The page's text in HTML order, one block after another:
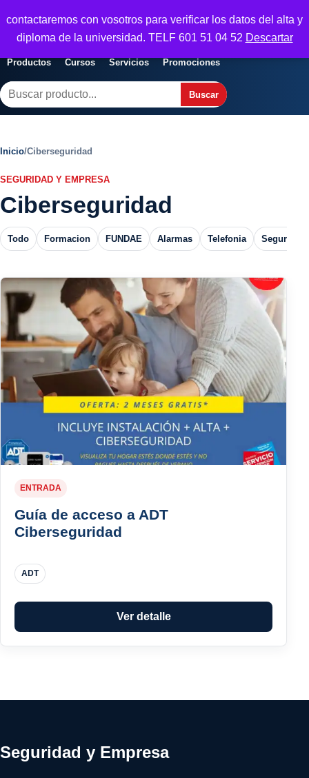
contactaremos con vosotros para verificar los datos del alta y
diploma de la universidad. TELF 601 51 04 52 Descartar
Seguridad y Empresa
empresas
Abrir menu
Productos Cursos Servicios Promociones
Buscar
Buscar
Inicio/Ciberseguridad
SEGURIDAD Y EMPRESA
Ciberseguridad
Todo Formacion FUNDAE Alarmas Telefonia Seguros
ENTRADA
Guía de acceso a ADT
Ciberseguridad
ADT
Ver detalle
Seguridad y Empresa